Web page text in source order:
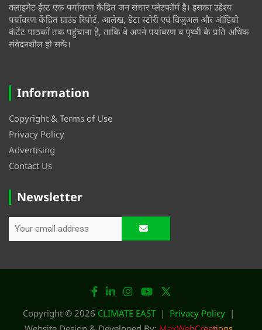
क्लाइमेट ईस्ट एक पर्यावरण केंद्रित जन संचार प्लेटफॉर्म है। इसका उद्देश्य
पर्यावरण केंद्रित ग्राउंड रिपोर्ट, आलेख, डेटा स्टोरी एवं विजुअल और ऑडियो
कंटेंट पाठकों तक पहुंचाना है, ताकि वे अपने पर्यावरण व पृथ्वी के प्रति अधिक
संवेदनशील हो सकें।
Information
Copyright & Terms of Use
Privacy Policy
Advertising
Contact Us
Newsletter
Copyright © 2026 CLIMATE EAST
Privacy Policy